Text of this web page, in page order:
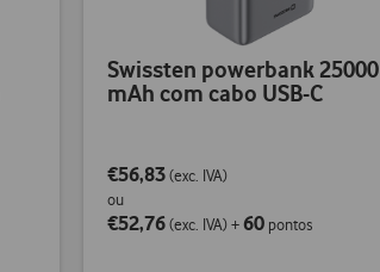
Swissten powerbank 25000
mAh com cabo USB-C
€56,83(exc. IVA)
ou
€52,76(exc. IVA)+60 pontos